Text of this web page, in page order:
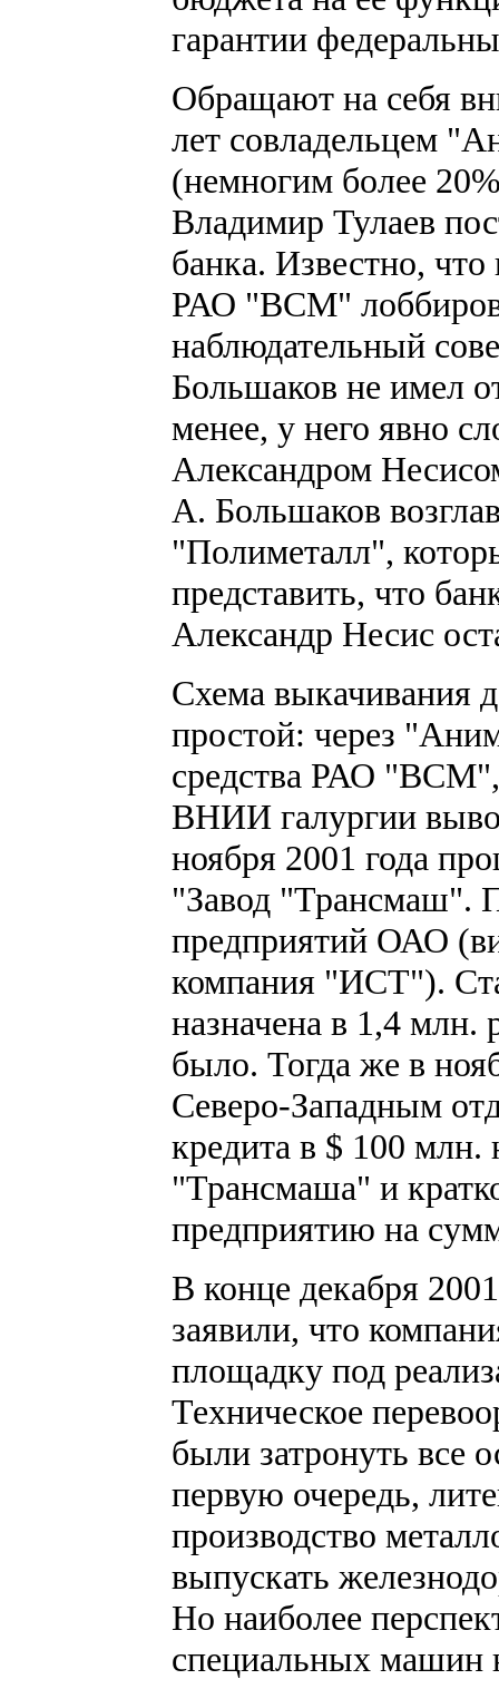
гарантии
Обращают на себя
лет совладельцем
(немногим более
Владимир Тулаев
банка. Известно,
РАО "ВСМ"
наблюдательный
Большаков не имел
менее, у него явно
Александром
А. Большаков
"Полиметалл",
представить, что
Александр Несис
Схема выкачивания
простой: через
средства РАО "ВСМ",
ВНИИ галургии
ноября 2001 года
"Завод "Трансмаш".
предприятий ОАО
компания "ИСТ").
назначена в 1,4 млн.
было. Тогда же в
Северо-Западным
кредита в $ 100 млн.
"Трансмаша" и
предприятию на
В конце декабря
заявили, что
площадку под
Техническое
были затронуть все
первую очередь,
производство
выпускать
Но наиболее
специальных машин